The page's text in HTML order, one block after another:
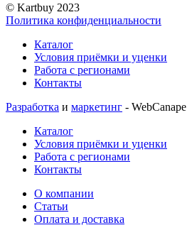
© Kartbuy 2023
Политика конфиденциальности
Каталог
Условия приёмки и уценки
Работа с регионами
Контакты
Разработка и маркетинг - WebCanape
Каталог
Условия приёмки и уценки
Работа с регионами
Контакты
О компании
Статьи
Оплата и доставка